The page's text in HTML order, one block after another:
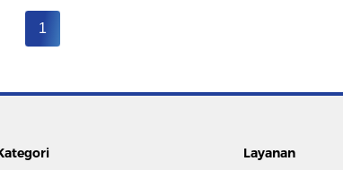
1
Layanan